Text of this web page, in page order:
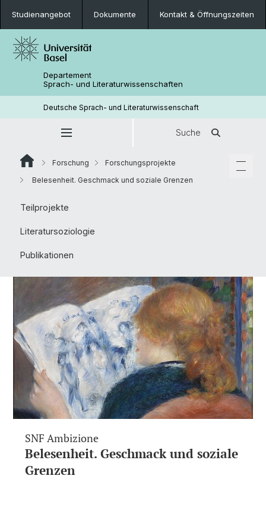
Studienangebot Dokumente Kontakt & Öffnungszeiten
Departement
Sprach- und Literaturwissenschaften
Deutsche Sprach- und Literaturwissenschaft
Suche
Forschung
Forschungsprojekte
Belesenheit. Geschmack und soziale Grenzen
Teilprojekte
Literatursoziologie
Publikationen
SNF Ambizione
Belesenheit. Geschmack und soziale
Grenzen